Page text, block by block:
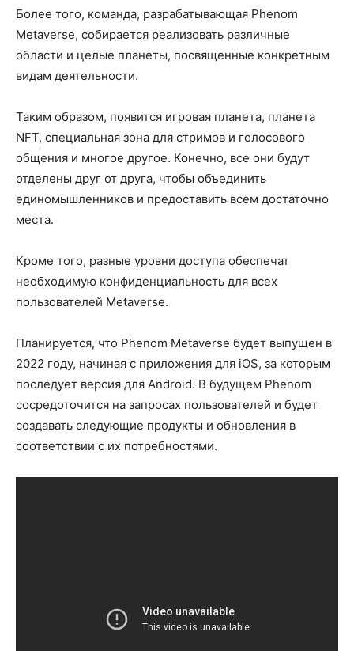
Более того, команда, разрабатывающая Phenom
Metaverse, собирается реализовать различные
области и целые планеты, посвященные конкретным
видам деятельности.
Таким образом, появится игровая планета, планета
NFT, специальная зона для стримов и голосового
общения и многое другое. Конечно, все они будут
отделены друг от друга, чтобы объединить
единомышленников и предоставить всем достаточно
места.
Кроме того, разные уровни доступа обеспечат
необходимую конфиденциальность для всех
пользователей Metaverse.
Планируется, что Phenom Metaverse будет выпущен в
2022 году, начиная с приложения для iOS, за которым
последует версия для Android. В будущем Phenom
сосредоточится на запросах пользователей и будет
создавать следующие продукты и обновления в
соответствии с их потребностями.